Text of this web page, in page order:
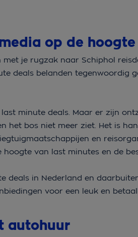
op de
met je rugzak naar Schiphol
deals belanden tegenwoordig
minute deals. Maar er zijn
het bos niet meer ziet. Het is
en
van last minutes en de
deals in Nederland en
voor een leuk en
autohuur